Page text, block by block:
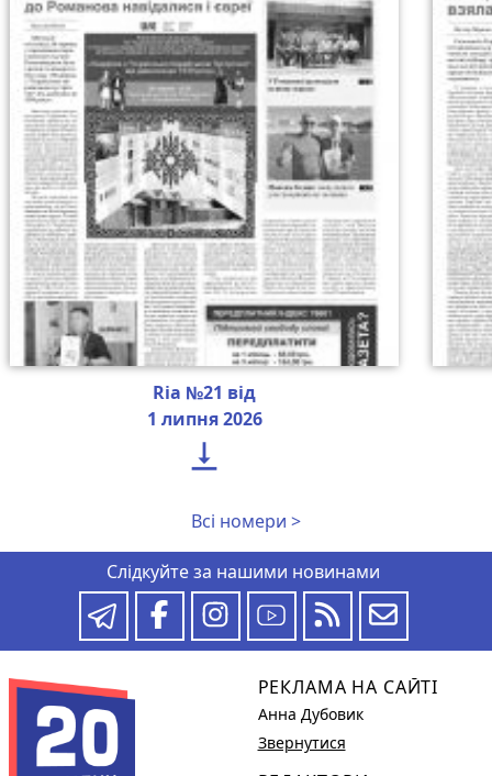
Ria №21 від
1 липня 2026

Всі номери >
Слідкуйте за нашими новинами
РЕКЛАМА НА САЙТІ
Анна Дубовик
Звернутися